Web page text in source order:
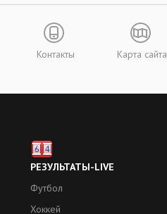
Контакты Карта сайта
РЕЗУЛЬТАТЫ-LIVE
Футбол
Хоккей